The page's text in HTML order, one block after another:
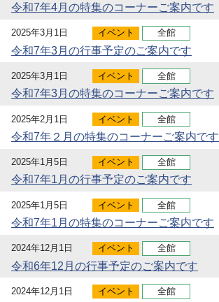
令和7年4月の特集のコーナーご案内です
2025年3月1日 イベント 全館
令和7年3月の行事予定のご案内です
2025年3月1日 イベント 全館
令和7年3月の特集のコーナーご案内です
2025年2月1日 イベント 全館
令和7年２月の特集のコーナーご案内です
2025年1月5日 イベント 全館
令和7年1月の行事予定のご案内です
2025年1月5日 イベント 全館
令和7年1月の特集のコーナーご案内です
2024年12月1日 イベント 全館
令和6年12月の行事予定のご案内です
2024年12月1日 イベント 全館